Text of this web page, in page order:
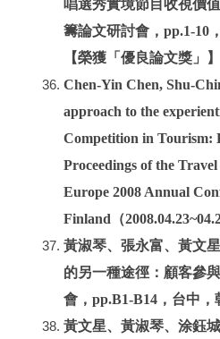
唱選秀實境節目收視價
籌論文研討會，pp.1-10
【榮獲「優良論文獎」】
Chen-Yin Chen, Shu-
approach to the
Competition in Tourism:
Proceedings of the
Europe 2008 Annual
Finland（
黃淑琴、張永富、黃文
的另一種途徑：顧客參
會，pp.B1-B14，台中，
黃文星、黃淑琴、涂鈺